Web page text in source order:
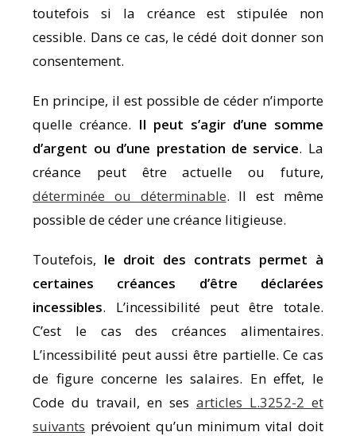
toutefois si la créance est stipulée non
cessible. Dans ce cas, le cédé doit donner son
consentement.
En principe, il est possible de céder n’importe
quelle créance. Il peut s’agir d’une somme
d’argent ou d’une prestation de service. La
créance peut être actuelle ou future,
déterminée ou déterminable. Il est même
possible de céder une créance litigieuse.
Toutefois, le droit des contrats permet à
certaines créances d’être déclarées
incessibles. L’incessibilité peut être totale.
C’est le cas des créances alimentaires.
L’incessibilité peut aussi être partielle. Ce cas
de figure concerne les salaires. En effet, le
Code du travail, en ses articles L.3252-2 et
suivants prévoient qu’un minimum vital doit